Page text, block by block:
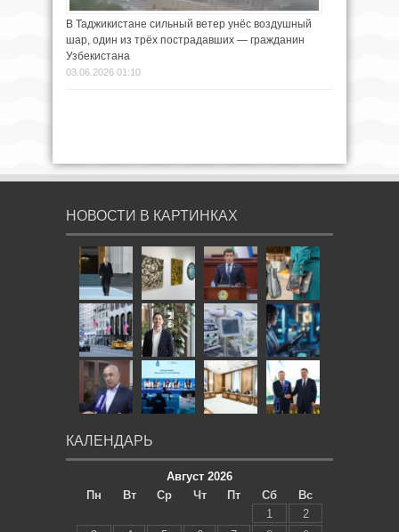
В Таджикистане сильный ветер унёс воздушный
шар, один из трёх пострадавших — гражданин
Узбекистана
03.06.2026 01:10
НОВОСТИ В КАРТИНКАХ
КАЛЕНДАРЬ
Август 2026
Пн
Вт Ср Чт Пт Сб
Вс
1
2